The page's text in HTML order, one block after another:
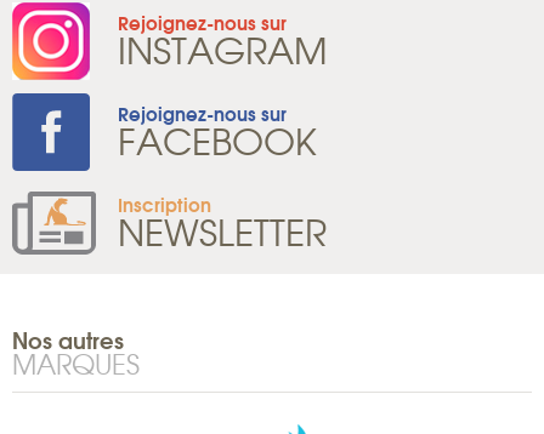
Rejoignez-nous sur
INSTAGRAM
Rejoignez-nous sur
FACEBOOK
Inscription
NEWSLETTER
Nos autres
MARQUES